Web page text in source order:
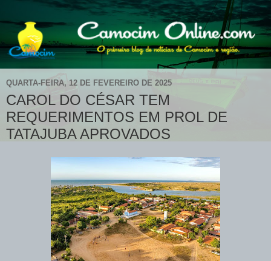
QUARTA-FEIRA, 12 DE FEVEREIRO DE 2025
CAROL DO CÉSAR TEM
REQUERIMENTOS EM PROL DE
TATAJUBA APROVADOS